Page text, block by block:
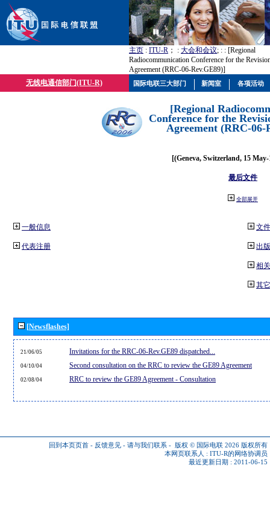
主页 : ITU-R ； : 大会和会议; : : [Regional
Radiocommunication Conference for the
Agreement (RRC-06-Rev.GE89)]
无线电通信部门(ITU-R)
[Regional
Conference for the
Agreement (RRC-06-
[(Geneva, Switzerland, 15
最后文件
全部展开
一般信息
代表注册
文件
出
相
其
[Newsflashes]
21/06/05 Invitations for the RRC-06-Rev.GE89 dispatched...
04/10/04 Second consultation on the RRC to review the GE89 Agreement
02/08/04 RRC to review the GE89 Agreement - Consultation
回到本页页首 - 反馈意见 - 请与我们联系 - 版权 © 国际电联 2026 版权所有
本网页联系人 : ITU-R的网络协调员
最近更新日期 : 2011-06-15
国际电联三大部门 新闻室 各项活动